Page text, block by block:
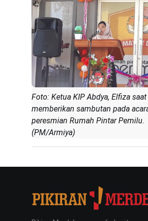
Foto: Ketua KIP Abdya, Elfiza saat
memberikan sambutan pada
peresmian Rumah Pintar Pemilu.
(PM/Armiya)